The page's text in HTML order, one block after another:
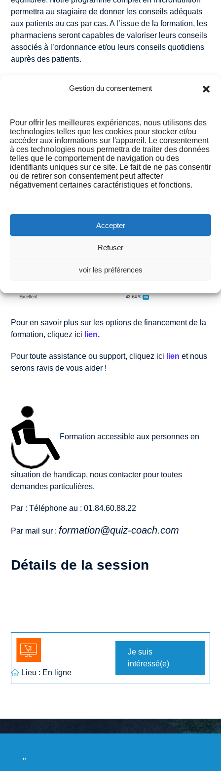
Gestion du consentement
Pour offrir les meilleures expériences, nous utilisons des
technologies telles que les cookies pour stocker et/ou
accéder aux informations sur l'appareil. Le consentement
à ces technologies nous permettra de traiter des données
telles que le comportement de navigation ou des
identifiants uniques sur ce site. Le fait de ne pas consentir
ou de retirer son consentement peut affecter
négativement certaines caractéristiques et fonctions.
Accepter
Refuser
voir les préférences
permettra au stagiaire de donner les conseils adéquats
aux patients au cas par cas. A l’issue de la formation, les
pharmaciens seront capables de valoriser leurs conseils
associés à l’ordonnance et/ou leurs conseils quotidiens
auprès des patients.
Micronutrition en officine – Module 2 Les
thérapeutique du patient en micronutrition
Satisfaction :
Pour en savoir plus sur les options de financement de la
formation, cliquez ici lien.
Pour toute assistance ou support, cliquez ici lien et nous
serons ravis de vous aider !
Formation accessible aux personnes en
situation de handicap, nous contacter pour toutes
demandes particulières.
Par : Téléphone au : 01.84.60.88.22
Par mail sur : formation@quiz-coach.com
Détails de la session
Lieu : En ligne
Je suis
intéressé(e)
"